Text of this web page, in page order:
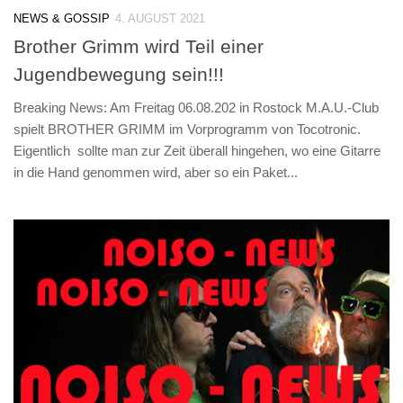
NEWS & GOSSIP 4. AUGUST 2021
Brother Grimm wird Teil einer
Jugendbewegung sein!!!
Breaking News: Am Freitag 06.08.202 in Rostock M.A.U.-Club
spielt BROTHER GRIMM im Vorprogramm von Tocotronic.
Eigentlich sollte man zur Zeit überall hingehen, wo eine Gitarre
in die Hand genommen wird, aber so ein Paket...